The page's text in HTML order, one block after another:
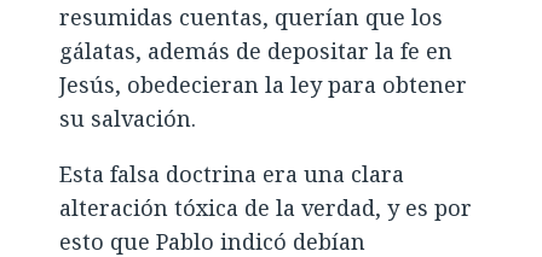
resumidas cuentas, querían que los
gálatas, además de depositar la fe en
Jesús, obedecieran la ley para obtener
su salvación.
Esta falsa doctrina era una clara
alteración tóxica de la verdad, y es por
esto que Pablo indicó debían